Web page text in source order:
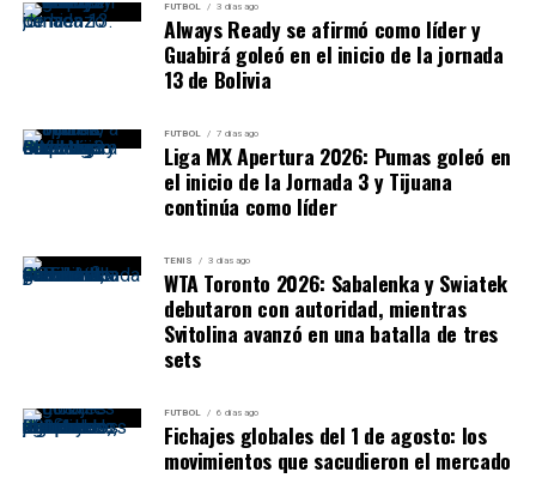
FUTBOL 3 días ago
Always Ready se afirmó como líder y
Guabirá goleó en el inicio de la jornada
13 de Bolivia
FUTBOL 7 días ago
Liga MX Apertura 2026: Pumas goleó en
el inicio de la Jornada 3 y Tijuana
continúa como líder
TENIS 3 días ago
WTA Toronto 2026: Sabalenka y Swiatek
debutaron con autoridad, mientras
Svitolina avanzó en una batalla de tres
sets
FUTBOL 6 días ago
Fichajes globales del 1 de agosto: los
movimientos que sacudieron el mercado